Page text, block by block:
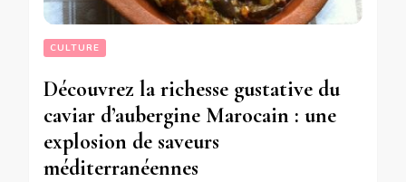
CULTURE
Découvrez la richesse gustative du
caviar d’aubergine Marocain : une
explosion de saveurs
méditerranéennes